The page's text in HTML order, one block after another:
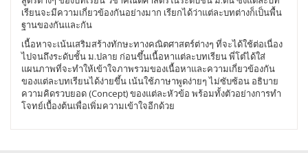
เรียนจะมีความเกี่ยวข้องกันอย่างมาก เรียกได้ว่าแต่ละบทต่างก็เป็นพื้น
ฐานของกันและกัน
เนื้อหาจะเน้นเสริมสร้างทักษะทางคณิตศาสตร์ต่างๆ ที่จะได้ใช้ต่อเนื่อง
ไปจนถึงระดับชั้น ม.ปลาย ก่อนขึ้นเนื้อหาแต่ละบทเรียน พี่โต๋ได้ใส่
แผนภาพที่จะทำให้เข้าใจภาพรวมของเนื้อหาและความเกี่ยวข้องกัน
ของแต่ละบทเรียนได้ง่ายขึ้น เน้นใช้ภาษาพูดง่ายๆ ไม่ซับซ้อน อธิบาย
ความคิดรวบยอด (Concept) ของแต่ละหัวข้อ พร้อมทั้งตัวอย่างการทำ
โจทย์เบื้องต้นเพื่อเพิ่มความเข้าใจอีกด้วย